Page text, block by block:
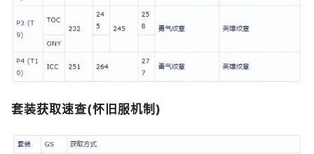
套装获取速查(怀旧服机制)